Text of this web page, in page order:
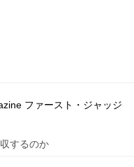
ファースト・ジャッジ
するのか